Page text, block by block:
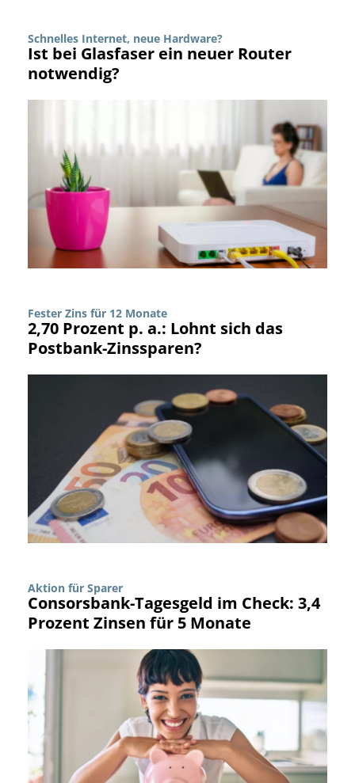
Schnelles Internet, neue Hardware?
Ist bei Glasfaser ein neuer Router
notwendig?
Fester Zins für 12 Monate
2,70 Prozent p. a.: Lohnt sich das
Postbank-Zinssparen?
Aktion für Sparer
Consorsbank-Tagesgeld im Check: 3,4
Prozent Zinsen für 5 Monate